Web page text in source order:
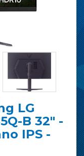
LG
B 32" -
IPS -